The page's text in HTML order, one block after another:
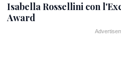
Isabella Rossellini con
Award